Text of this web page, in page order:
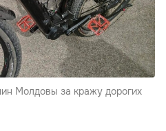
Молдовы за кражу дорогих